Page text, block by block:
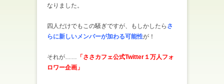
なりました。
四人だけでもこの騒ぎですが、もしかしたら さ
らに新しいメンバーが加わる可能性が！
それが……
「ささカフェ公式Twitter１万人フォ
ロワー企画」